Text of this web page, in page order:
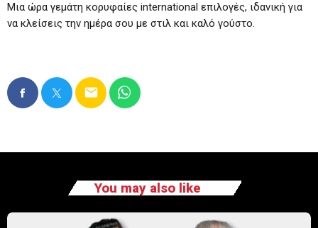
Μια ώρα γεμάτη κορυφαίες international επιλογές, ιδανική για
να κλείσεις την ημέρα σου με στιλ και καλό γούστο.
email
You may also like